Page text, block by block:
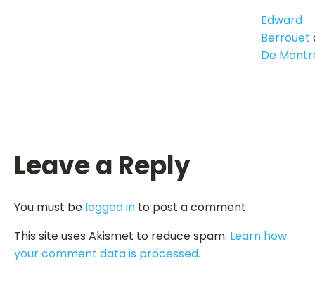
Edward
Berrouet
De
Leave a Reply
You must be logged in to post a comment.
This site uses Akismet to reduce spam. Learn how
your comment data is processed.